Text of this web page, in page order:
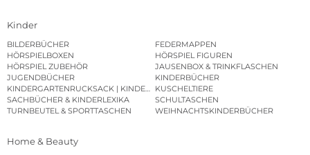
Kinder
BILDERBÜCHER
FEDERMAPPEN
HÖRSPIELBOXEN
HÖRSPIEL FIGUREN
HÖRSPIEL ZUBEHÖR
JAUSENBOX & TRINKFLASCHEN
JUGENDBÜCHER
KINDERBÜCHER
KINDERGARTENRUCKSACK | KINDERGARTENBEUTEL
KUSCHELTIERE
SACHBÜCHER & KINDERLEXIKA
SCHULTASCHEN
TURNBEUTEL & SPORTTASCHEN
WEIHNACHTSKINDERBÜCHER
Home & Beauty